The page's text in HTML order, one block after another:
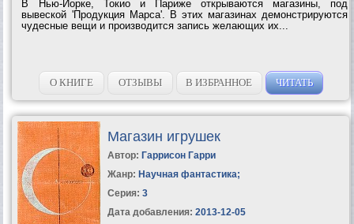
В Нью-Йорке, Токио и Париже открываются магазины, под
вывеской 'Продукция Марса'. В этих магазинах демонстрируются
чудесные вещи и производится запись желающих их...
О КНИГЕ ОТЗЫВЫ В ИЗБРАННОЕ ЧИТАТЬ
Магазин игрушек
Автор: Гаррисон Гарри
Жанр: Научная фантастика;
Серия: 3
Дата добавления: 2013-12-05